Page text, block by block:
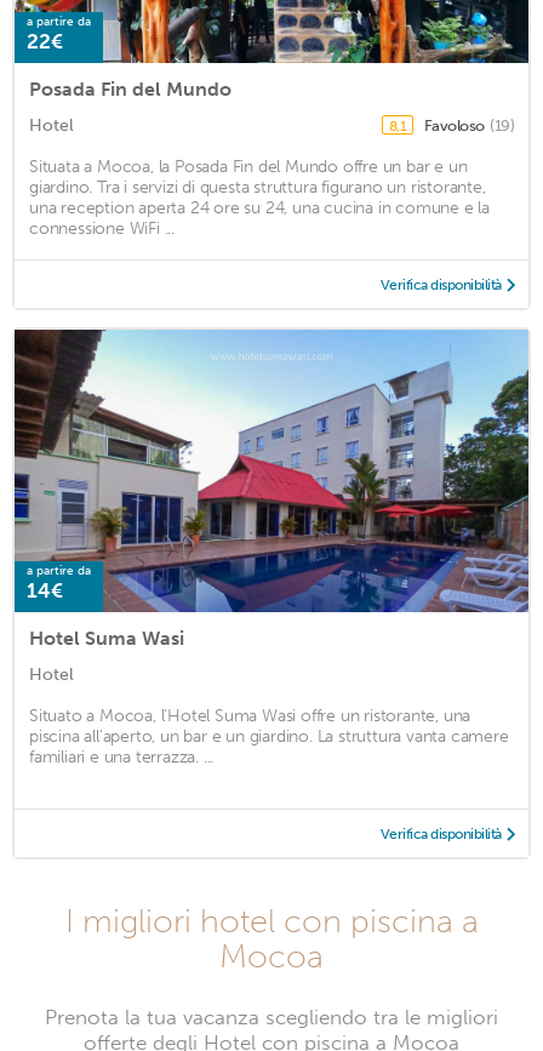
a partire da
22€
Posada Fin del Mundo
Hotel 8,1 Favoloso (19)
Situata a Mocoa, la Posada Fin del Mundo offre un bar e un
giardino. Tra i servizi di questa struttura figurano un ristorante,
una reception aperta 24 ore su 24, una cucina in comune e la
connessione WiFi ...
Verifica disponibilità
a partire da
14€
Hotel Suma Wasi
Hotel
Situato a Mocoa, l'Hotel Suma Wasi offre un ristorante, una
piscina all'aperto, un bar e un giardino. La struttura vanta camere
familiari e una terrazza. ...
Verifica disponibilità
I migliori hotel con piscina a
Mocoa
Prenota la tua vacanza scegliendo tra le migliori
offerte degli Hotel con piscina a Mocoa